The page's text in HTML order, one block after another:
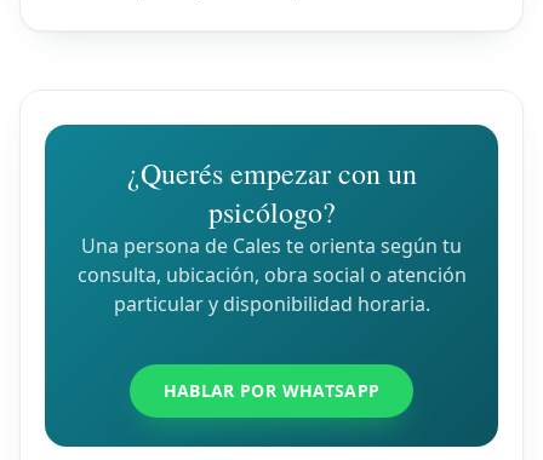
¿Querés empezar con un
psicólogo?
Una persona de Cales te orienta según tu
consulta, ubicación, obra social o atención
particular y disponibilidad horaria.
HABLAR POR WHATSAPP